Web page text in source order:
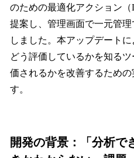
み
込
み
中
で
す
のための最適化アクション
提案し、管理画面で一元管
しました。本アップデート
どう評価しているかを知る
価されるかを改善するため
す。
開発の背景：「分析で